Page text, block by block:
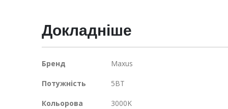
Докладніше
Докладніше
Бренд Maxus
Потужність 5ВТ
Кольорова
3000K